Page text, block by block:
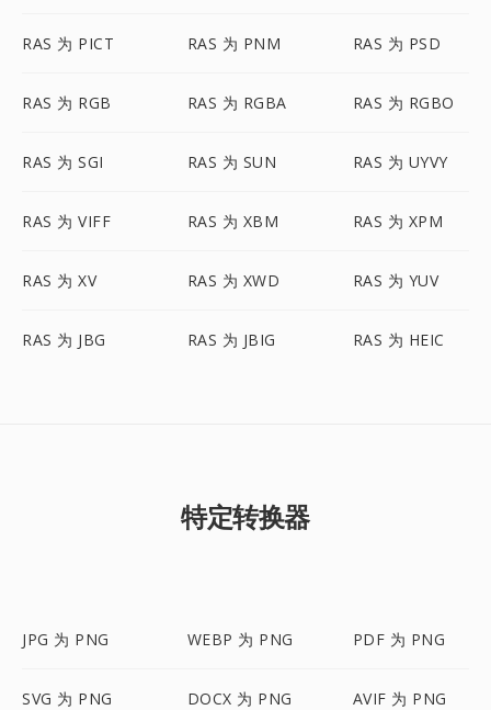
RAS 为 PICT RAS 为 PNM RAS 为 PSD
RAS 为 RGB RAS 为 RGBA RAS 为 RGBO
RAS 为 SGI RAS 为 SUN RAS 为 UYVY
RAS 为 VIFF RAS 为 XBM RAS 为 XPM
RAS 为 XV RAS 为 XWD RAS 为 YUV
RAS 为 JBG RAS 为 JBIG RAS 为 HEIC
特定转换器
JPG 为 PNG WEBP 为 PNG PDF 为 PNG
SVG 为 PNG DOCX 为 PNG AVIF 为 PNG